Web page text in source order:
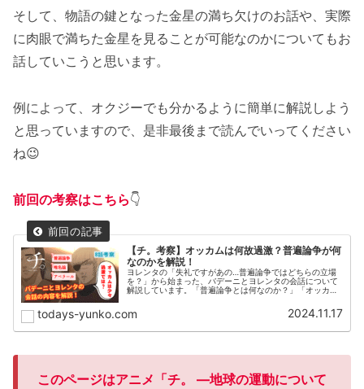
そして、物語の鍵となった金星の満ち欠けのお話や、実際
に肉眼で満ちた金星を見ることが可能なのかについてもお
話していこうと思います。
例によって、オクジーでも分かるように簡単に解説しよう
と思っていますので、是非最後まで読んでいってください
ね😉
前回の考察はこちら👇
【チ。考察】オッカムは何故過激？普遍論争が何
なのかを解説！
ヨレンタの「失礼ですがあの…普遍論争ではどちらの立場
を？」から始まった、バデーニとヨレンタの会話について
解説しています。「普遍論争とは何なのか？」「オッカム
todays-yunko.com 2024.11.17
このページはアニメ「チ。 ―地球の運動について